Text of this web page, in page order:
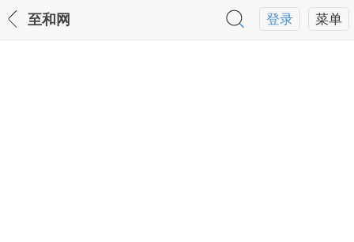
菜单
登录
至和网